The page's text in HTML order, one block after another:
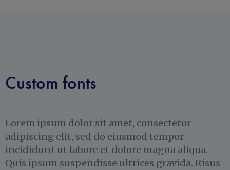
Custom fonts
Lorem ipsum dolor sit amet, consectetur
adipiscing elit, sed do eiusmod tempor
incididunt ut labore et dolore magna aliqua.
Quis ipsum suspendisse ultrices gravida. Risus